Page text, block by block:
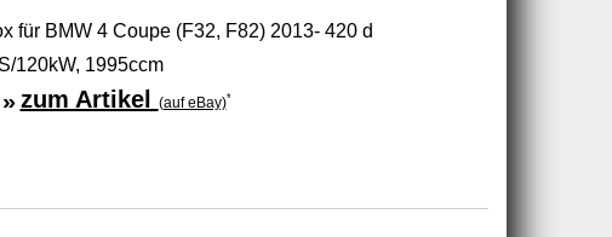
für BMW 4 Coupe (F32, F82) 2013- 420 d
120kW, 1995ccm
zum Artikel (auf eBay)*